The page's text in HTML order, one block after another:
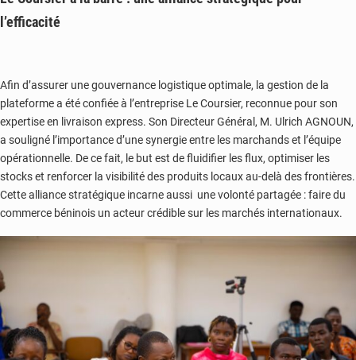
l’efficacité
Afin d’assurer une gouvernance logistique optimale, la gestion de la
plateforme a été confiée à l’entreprise Le Coursier, reconnue pour son
expertise en livraison express. Son Directeur Général, M. Ulrich AGNOUN,
a souligné l’importance d’une synergie entre les marchands et l’équipe
opérationnelle. De ce fait, le but est de fluidifier les flux, optimiser les
stocks et renforcer la visibilité des produits locaux au-delà des frontières.
Cette alliance stratégique incarne aussi une volonté partagée : faire du
commerce béninois un acteur crédible sur les marchés internationaux.